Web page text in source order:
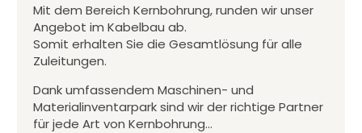
Mit dem Bereich Kernbohrung, runden wir unser
Angebot im Kabelbau ab.
Somit erhalten Sie die Gesamtlösung für alle
Zuleitungen.
Dank umfassendem Maschinen- und
Materialinventarpark sind wir der richtige Partner
für jede Art von Kernbohrung…